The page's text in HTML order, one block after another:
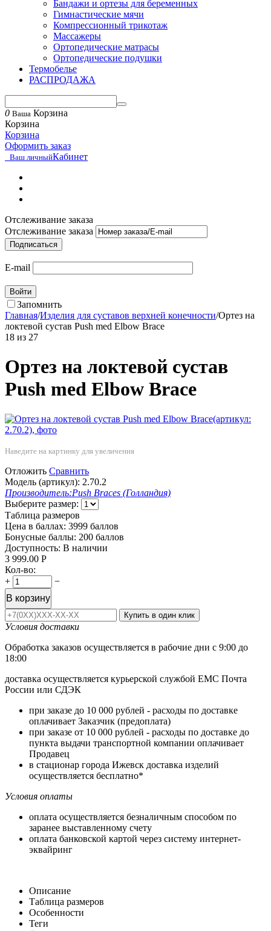
Бандажи и ортезы для беременных
Гимнастические мячи
Компрессионный трикотаж
Массажеры
Ортопедические матрасы
Ортопедические подушки
Термобелье
РАСПРОДАЖА
0 Ваша Корзина
Корзина
Корзина
Оформить заказ
Ваш личныйКабинет
Отслеживание заказа
Отслеживание заказа
Подписаться
E-mail
Войти
Запомнить
Главная/Изделия для суставов верхней конечности/Ортез на
локтевой сустав Push med Elbow Brace
18 из 27
Ортез на локтевой сустав
Push med Elbow Brace
Наведите на картинку для увеличения
Отложить Сравнить
Модель (артикул): 2.70.2
Производитель:Push Braces (Голландия)
Выберите размер:
Таблица размеров
Цена в баллах: 3999 баллов
Бонусные баллы: 200 баллов
Доступность: В наличии
3 999.00 Р
Кол-во:
+
−
В корзину
Купить в один клик
Условия доставки
Обработка заказов осуществляется в рабочие дни с 9:00 до
18:00
доставка осуществляется курьерской службой ЕМС Почта
России или СДЭК
при заказе до 10 000 рублей - расходы по доставке
оплачивает Заказчик (предоплата)
при заказе от 10 000 рублей - расходы по доставке до
пункта выдачи транспортной компании оплачивает
Продавец
в стационар города Ижевск доставка изделий
осуществляется бесплатно*
Условия оплаты
оплата осуществляется безналичным способом по
заранее выставленному счету
оплата банковской картой через систему интернет-
эквайринг
Описание
Таблица размеров
Особенности
Теги